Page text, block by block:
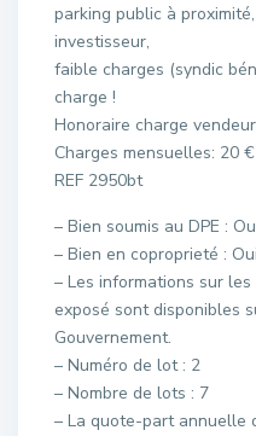
parking public à
investisseur,
faible charges (syndic
charge !
Honoraire charge
Charges mensuelles: 20 €
REF 2950bt
– Bien soumis au DPE :
– Bien en coproprieté : Oui
– Les informations sur
exposé sont disponibles
Gouvernement.
– Numéro de lot : 2
– Nombre de lots : 7
– La quote-part annuelle